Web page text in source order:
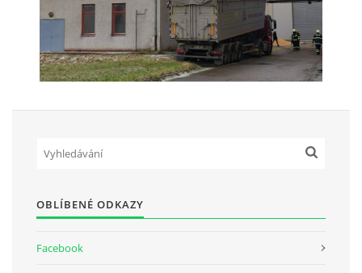
Střížovice 157, 332 07
IČO: 49183516
číslo účtu: 193707116/0300
datové schránky: d3twtd3
OBLÍBENÉ ODKAZY
Facebook